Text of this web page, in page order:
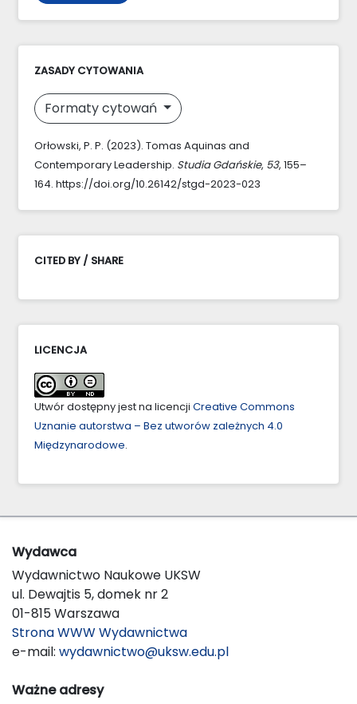
ZASADY CYTOWANIA
Formaty cytowań
Orłowski, P. P. (2023). Tomas Aquinas and
Contemporary Leadership. Studia Gdańskie, 53, 155–
164. https://doi.org/10.26142/stgd-2023-023
CITED BY / SHARE
LICENCJA
Utwór dostępny jest na licencji Creative Commons
Uznanie autorstwa – Bez utworów zależnych 4.0
Międzynarodowe.
Wydawca
Wydawnictwo Naukowe UKSW
ul. Dewajtis 5, domek nr 2
01-815 Warszawa
Strona WWW Wydawnictwa
e-mail: wydawnictwo@uksw.edu.pl
Ważne adresy